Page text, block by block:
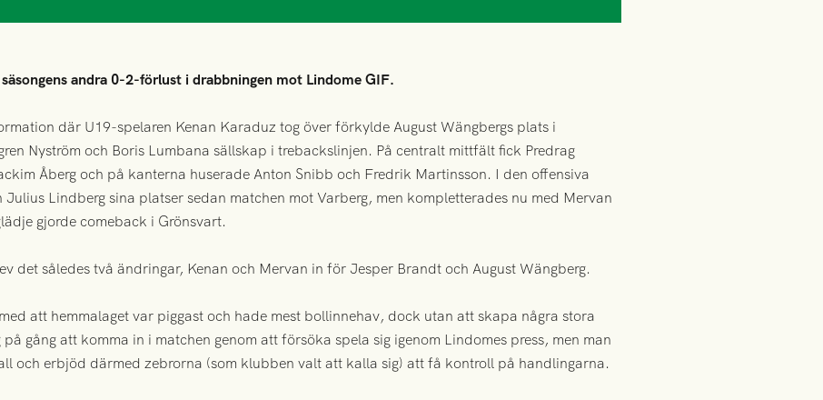
andra 0-2-förlust i drabbningen mot Lindome GIF.
där U19-spelaren Kenan Karaduz tog över förkylde August Wängbergs plats i
Nyström och Boris Lumbana sällskap i trebackslinjen. På centralt mittfält fick Predrag
Åberg och på kanterna huserade Anton Snibb och Fredrik Martinsson. I den offensiva
Lindberg sina platser sedan matchen mot Varberg, men kompletterades nu med Mervan
gjorde comeback i Grönsvart.
det således två ändringar, Kenan och Mervan in för Jesper Brandt och August Wängberg.
att hemmalaget var piggast och hade mest bollinnehav, dock utan att skapa några stora
gång att komma in i matchen genom att försöka spela sig igenom Lindomes press, men man
och erbjöd därmed zebrorna (som klubben valt att kalla sig) att få kontroll på handlingarna.